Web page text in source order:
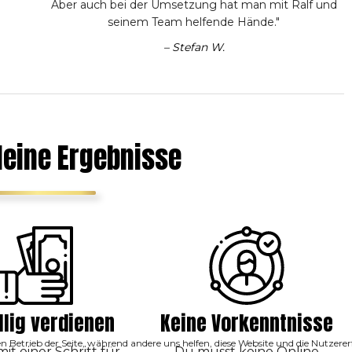
Aber auch bei der Umsetzung hat man mit Ralf und
seinem Team helfende Hände."
– Stefan W.
Ergebnisse
verdienen Keine Vorkenntnisse
der Seite, während andere uns helfen, diese Website und die